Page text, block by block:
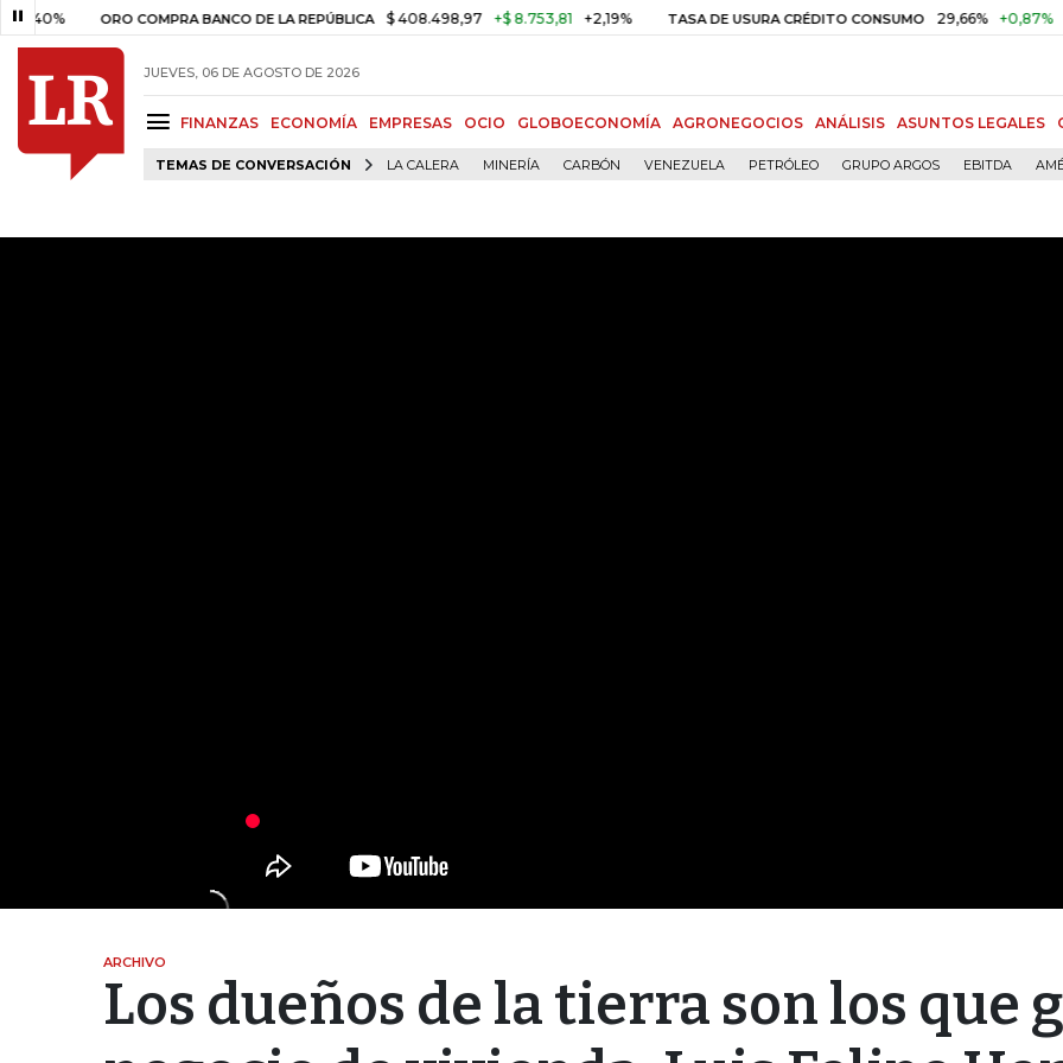
ORO COMPRA BANCO DE LA REPÚBLICA $ 408.498,97 +$ 8.753,81 +2,19% TASA DE USURA CRÉDITO CONSUMO 29,66% +0,87%
JUEVES, 06 DE AGOSTO DE 2026
FINANZAS ECONOMÍA EMPRESAS OCIO GLOBOECONOMÍA AGRONEGOCIOS ANÁLISIS ASUNTOS LEGALES
TEMAS DE CONVERSACIÓN LA CALERA MINERÍA CARBÓN VENEZUELA PETRÓLEO GRUPO ARGOS EBITDA
ARCHIVO
Los dueños de la tierra son los que